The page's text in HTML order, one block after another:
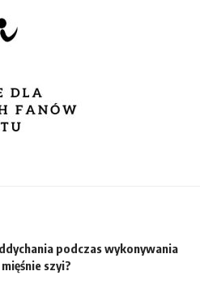
podczas wykonywania
szyi?